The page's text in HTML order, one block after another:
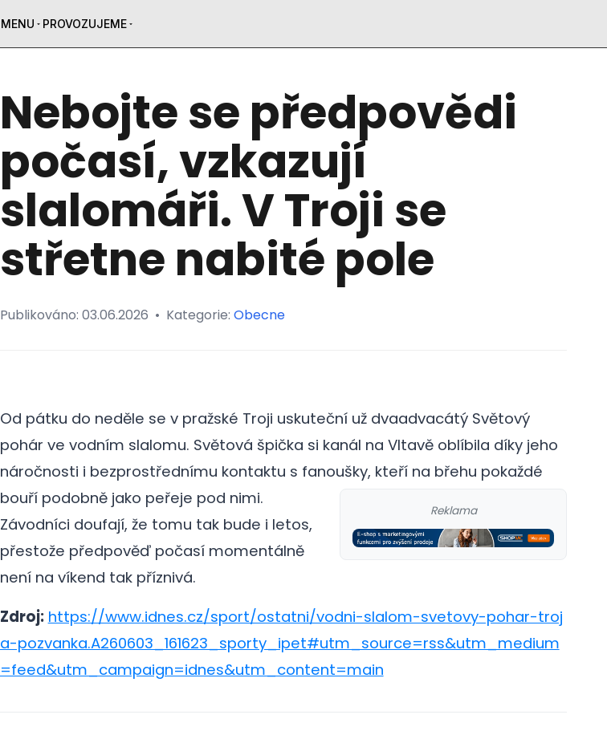
MENU PROVOZUJEME
Nebojte se předpovědi
počasí, vzkazují
slalomáři. V Troji se
střetne nabité pole
Publikováno: 03.06.2026 • Kategorie: Obecne
Od pátku do neděle se v pražské Troji uskuteční už dvaadvacátý Světový
pohár ve vodním slalomu. Světová špička si kanál na Vltavě oblíbila díky jeho
náročnosti i bezprostřednímu kontaktu s fanoušky, kteří na břehu pokaždé
bouří podobně jako peřeje pod nimi.
Reklama
Závodníci doufají, že tomu tak bude i letos,
přestože předpověď počasí momentálně
není na víkend tak příznivá.
Zdroj: https://www.idnes.cz/sport/ostatni/vodni-slalom-svetovy-pohar-troj
a-pozvanka.A260603_161623_sporty_ipet#utm_source=rss&utm_medium
=feed&utm_campaign=idnes&utm_content=main